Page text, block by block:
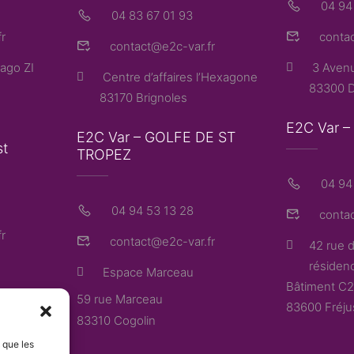
les
ZI
04 83 67 01 93
contact@e2c-var.fr
Centre d’affaires l’Hexagone
83170 Brignoles
E2C Var – GOLFE DE ST
TROPEZ
04 94 53 13 28
contact@e2c-var.fr
Espace Marceau
59 rue Marceau
83310 Cogolin
04
3
83300
E2C Var
04 94
42 rue
Bâtiment C2
83600